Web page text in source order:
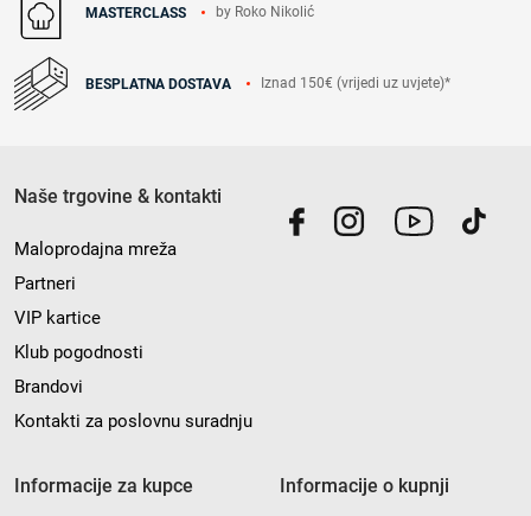
MASTERCLASS by Roko Nikolić
BESPLATNA DOSTAVA Iznad 150€ (vrijedi uz uvjete)*
Naše trgovine & kontakti
Maloprodajna mreža
Partneri
VIP kartice
Klub pogodnosti
Brandovi
Kontakti za poslovnu suradnju
Informacije za kupce Informacije o kupnji